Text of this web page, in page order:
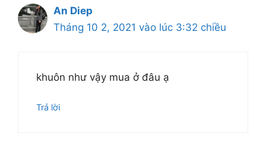
An Diep
Tháng 10 2, 2021 vào lúc 3:32 chiều
khuôn như vậy mua ở đâu ạ
Trả lời